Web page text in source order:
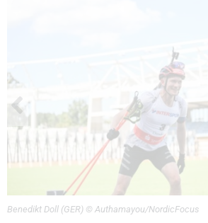
Benedikt Doll (GER) © Authamayou/NordicFocus